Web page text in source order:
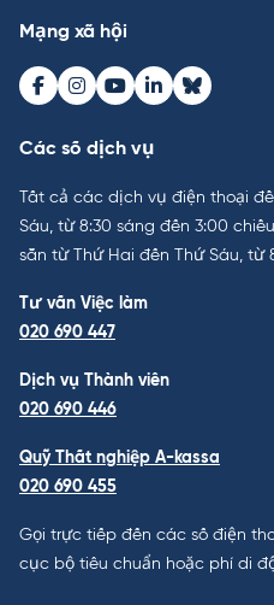
Mạng xã hội
Facebook
Instagram
Youtube
LinkedInBluesky
Các số dịch vụ
Tất cả các dịch vụ điện thoại
Sáu, từ 8:30 sáng đến 3:00
sẵn từ Thứ Hai đến Thứ Sáu, từ
Tư vấn Việc làm
020 690 447
Dịch vụ Thành viên
020 690 446
Quỹ Thất nghiệp A-kassa
020 690 455
Gọi trực tiếp đến các số điện
cục bộ tiêu chuẩn hoặc phí di